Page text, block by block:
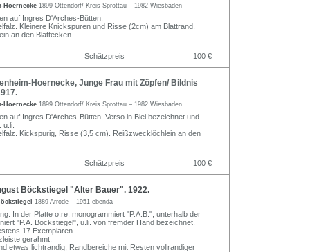
Hoernecke 1899 Ottendorf/ Kreis Sprottau – 1982 Wiesbaden
auf Ingres D'Arches-Bütten.
Kleinere Knickspuren und Risse (2cm) am Blattrand.
an den Blattecken.
Schätzpreis 100 €
Hoernecke, Junge Frau mit Zöpfen/ Bildnis
Hoernecke 1899 Ottendorf/ Kreis Sprottau – 1982 Wiesbaden
auf Ingres D'Arches-Bütten. Verso in Blei bezeichnet und
u.li.
Kickspurig, Risse (3,5 cm). Reißzwecklöchlein an den
Schätzpreis 100 €
Böckstiegel "Alter Bauer". 1922.
1889 Arrode – 1951 ebenda
In der Platte o.re. monogrammiert "P.A.B.", unterhalb der
"P.A. Böckstiegel", u.li. von fremder Hand bezeichnet.
17 Exemplaren.
gerahmt.
etwas lichtrandig, Randbereiche mit Resten vollrandiger